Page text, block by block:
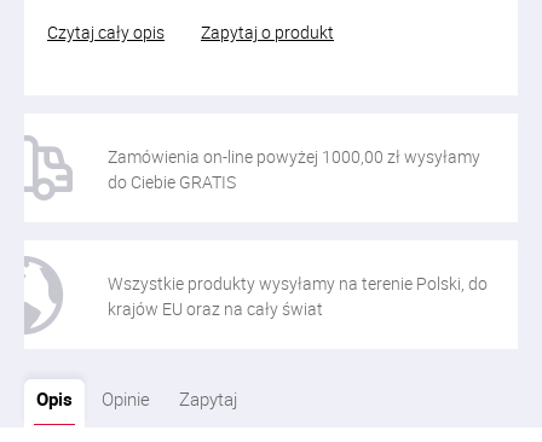
Czytaj cały opis
Zapytaj o produkt
Zamówienia on-line powyżej 1000,00 zł wysyłamy
do Ciebie GRATIS
Wszystkie produkty wysyłamy na terenie Polski, do
krajów EU oraz na cały świat
Opis Opinie Zapytaj